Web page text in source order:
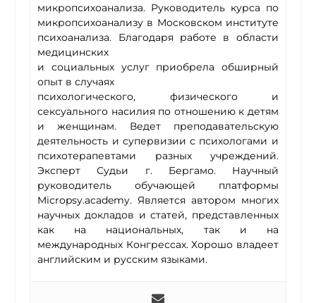
микропсихоанализа. Руководитель курса по
микропсихоанализу в Московском институте
психоанализа. Благодаря работе в области
медицинских
и социальных услуг приобрела обширный
опыт в случаях
психологического, физического и
сексуального насилия по отношению к детям
и женщинам. Ведет преподавательскую
деятельность и супервизии с психологами и
психотерапевтами разных учреждений.
Эксперт Судьи г. Бергамо. Научный
руководитель обучающей платформы
Micropsy.academy. Является автором многих
научных докладов и статей, представленных
как на национальных, так и на
международных Конгрессах. Хорошо владеет
английским и русским языками.